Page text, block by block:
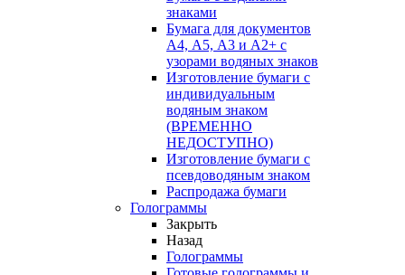
знаками
Бумага для документов
А4, А5, А3 и А2+ с
узорами водяных знаков
Изготовление бумаги с
индивидуальным
водяным знаком
(ВРЕМЕННО
НЕДОСТУПНО)
Изготовление бумаги с
псевдоводяным знаком
Распродажа бумаги
Голограммы
Закрыть
Назад
Голограммы